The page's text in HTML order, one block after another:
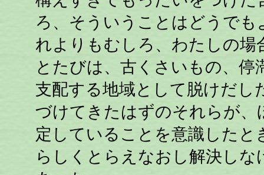
ろ、そういうことはどうで
れよりもむしろ、わたしの
とたびは、古くさいもの、
支配する地域として脱けだし
づけてきたはずのそれらが、
定していることを意識した
らしくとらえなおし解決し